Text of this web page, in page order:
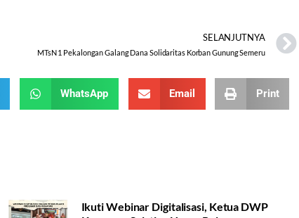
SELANJUTNYA
MTsN 1 Pekalongan Galang Dana Solidaritas Korban Gunung Semeru
WhatsApp Email Print
Ikuti Webinar Digitalisasi, Ketua DWP